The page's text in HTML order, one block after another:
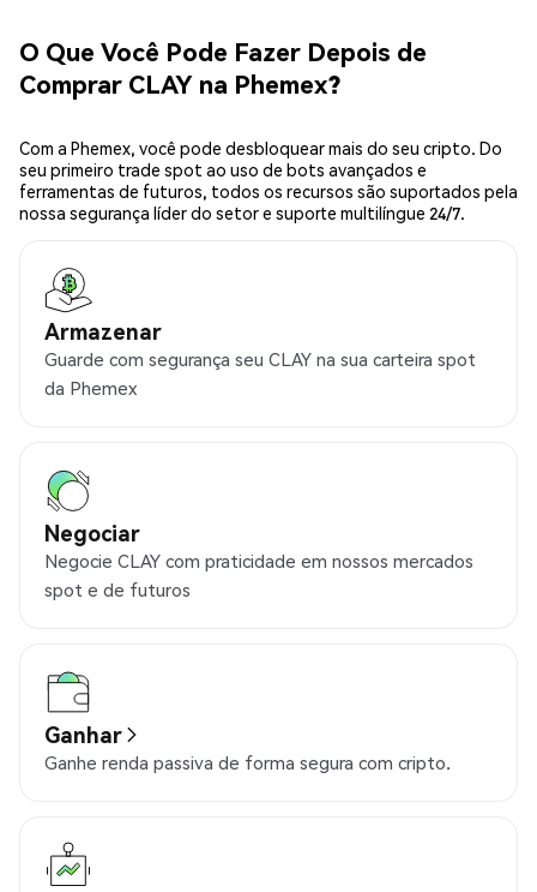
O Que Você Pode Fazer Depois de
Comprar CLAY na Phemex?
Com a Phemex, você pode desbloquear mais do seu cripto. Do
seu primeiro trade spot ao uso de bots avançados e
ferramentas de futuros, todos os recursos são suportados pela
nossa segurança líder do setor e suporte multilíngue 24/7.
Armazenar
Guarde com segurança seu CLAY na sua carteira spot
da Phemex
Negociar
Negocie CLAY com praticidade em nossos mercados
spot e de futuros
Ganhar
Ganhe renda passiva de forma segura com cripto.